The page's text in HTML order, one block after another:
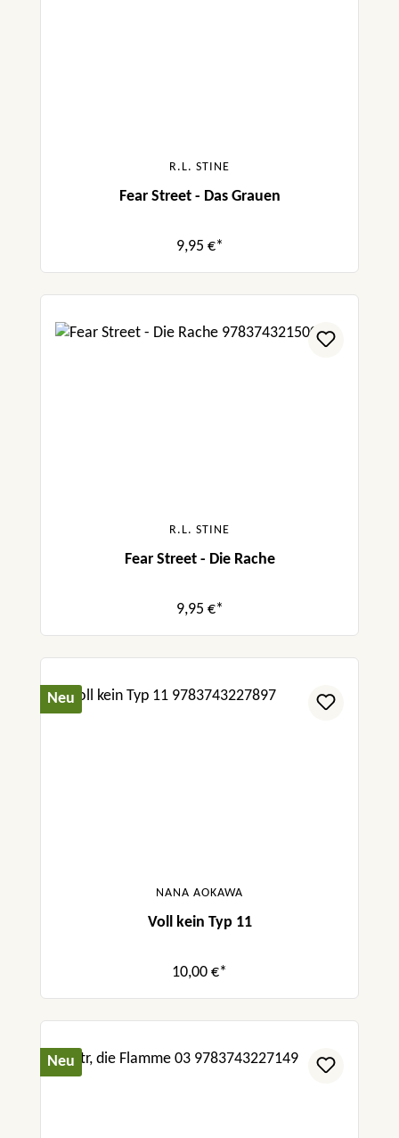
R.L. STINE
Fear Street - Das Grauen
9,95 €*
R.L. STINE
Fear Street - Die Rache
9,95 €*
Neu
NANA AOKAWA
Voll kein Typ 11
10,00 €*
Neu